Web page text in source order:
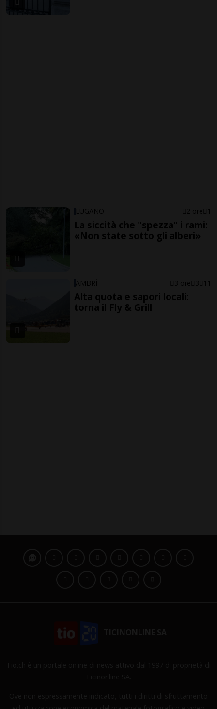
LUGANO 2 ore 1
La siccità che "spezza" i rami:
«Non state sotto gli alberi»
AMBRÌ 3 ore 3 11
Alta quota e sapori locali:
torna il Fly & Grill